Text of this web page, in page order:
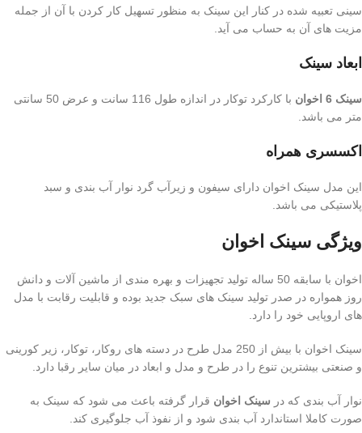
سینی تعبیه شده در کنار این سینک به منظور تسهیل کار کردن با آن از جمله
مزیت های آن به حساب می آید.
ابعاد سینک
سینک 6 اخوان
با کارکرد توکار در اندازه طول 116 سانت و عرض 50 سانتی
متر می باشد.
اکسسری همراه
این مدل سینک اخوان دارای سیفون و زیرآب گرد نوار آب بندی و سبد
پلاستیکی می باشد.
ویژگی سینک اخوان
اخوان با سابقه 50 ساله تولید تجهیزات و بهره مندی از ماشین آلات و دانش
روز همواره در صدر تولید سینک های سبک جدید بوده و قابلیت رقابت با مدل
های اروپایی خود را دارد.
سینک اخوان با بیش از 250 مدل طرح در دسته های روکار، توکار، زیر کورینی
و صنعتی بیشترین تنوع را در طرح و مدل و ابعاد در میان سایر رقبا دارد.
نوار آب بندی که در سینک اخوان قرار گرفته باعث می شود که سینک به
صورت کاملا استاندارد آب بندی شود و از نفوذ آب جلوگیری کند.